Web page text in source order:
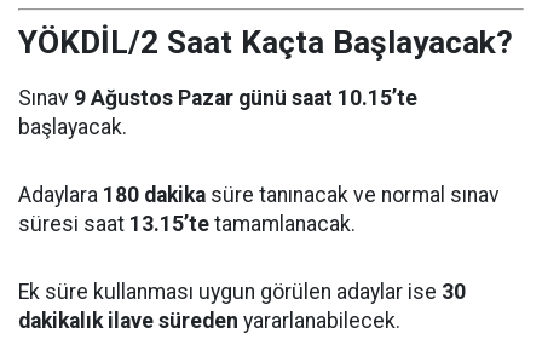
YÖKDİL/2 Saat Kaçta Başlayacak?
Sınav 9 Ağustos Pazar günü saat 10.15’te
başlayacak.
Adaylara 180 dakika süre tanınacak ve normal sınav
süresi saat 13.15’te tamamlanacak.
Ek süre kullanması uygun görülen adaylar ise 30
dakikalık ilave süreden yararlanabilecek.